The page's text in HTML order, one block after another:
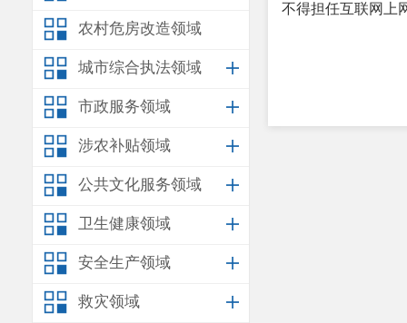
农村危房改造领域
城市综合执法领域
市政服务领域
涉农补贴领域
公共文化服务领域
卫生健康领域
安全生产领域
救灾领域
不得担任互联网上